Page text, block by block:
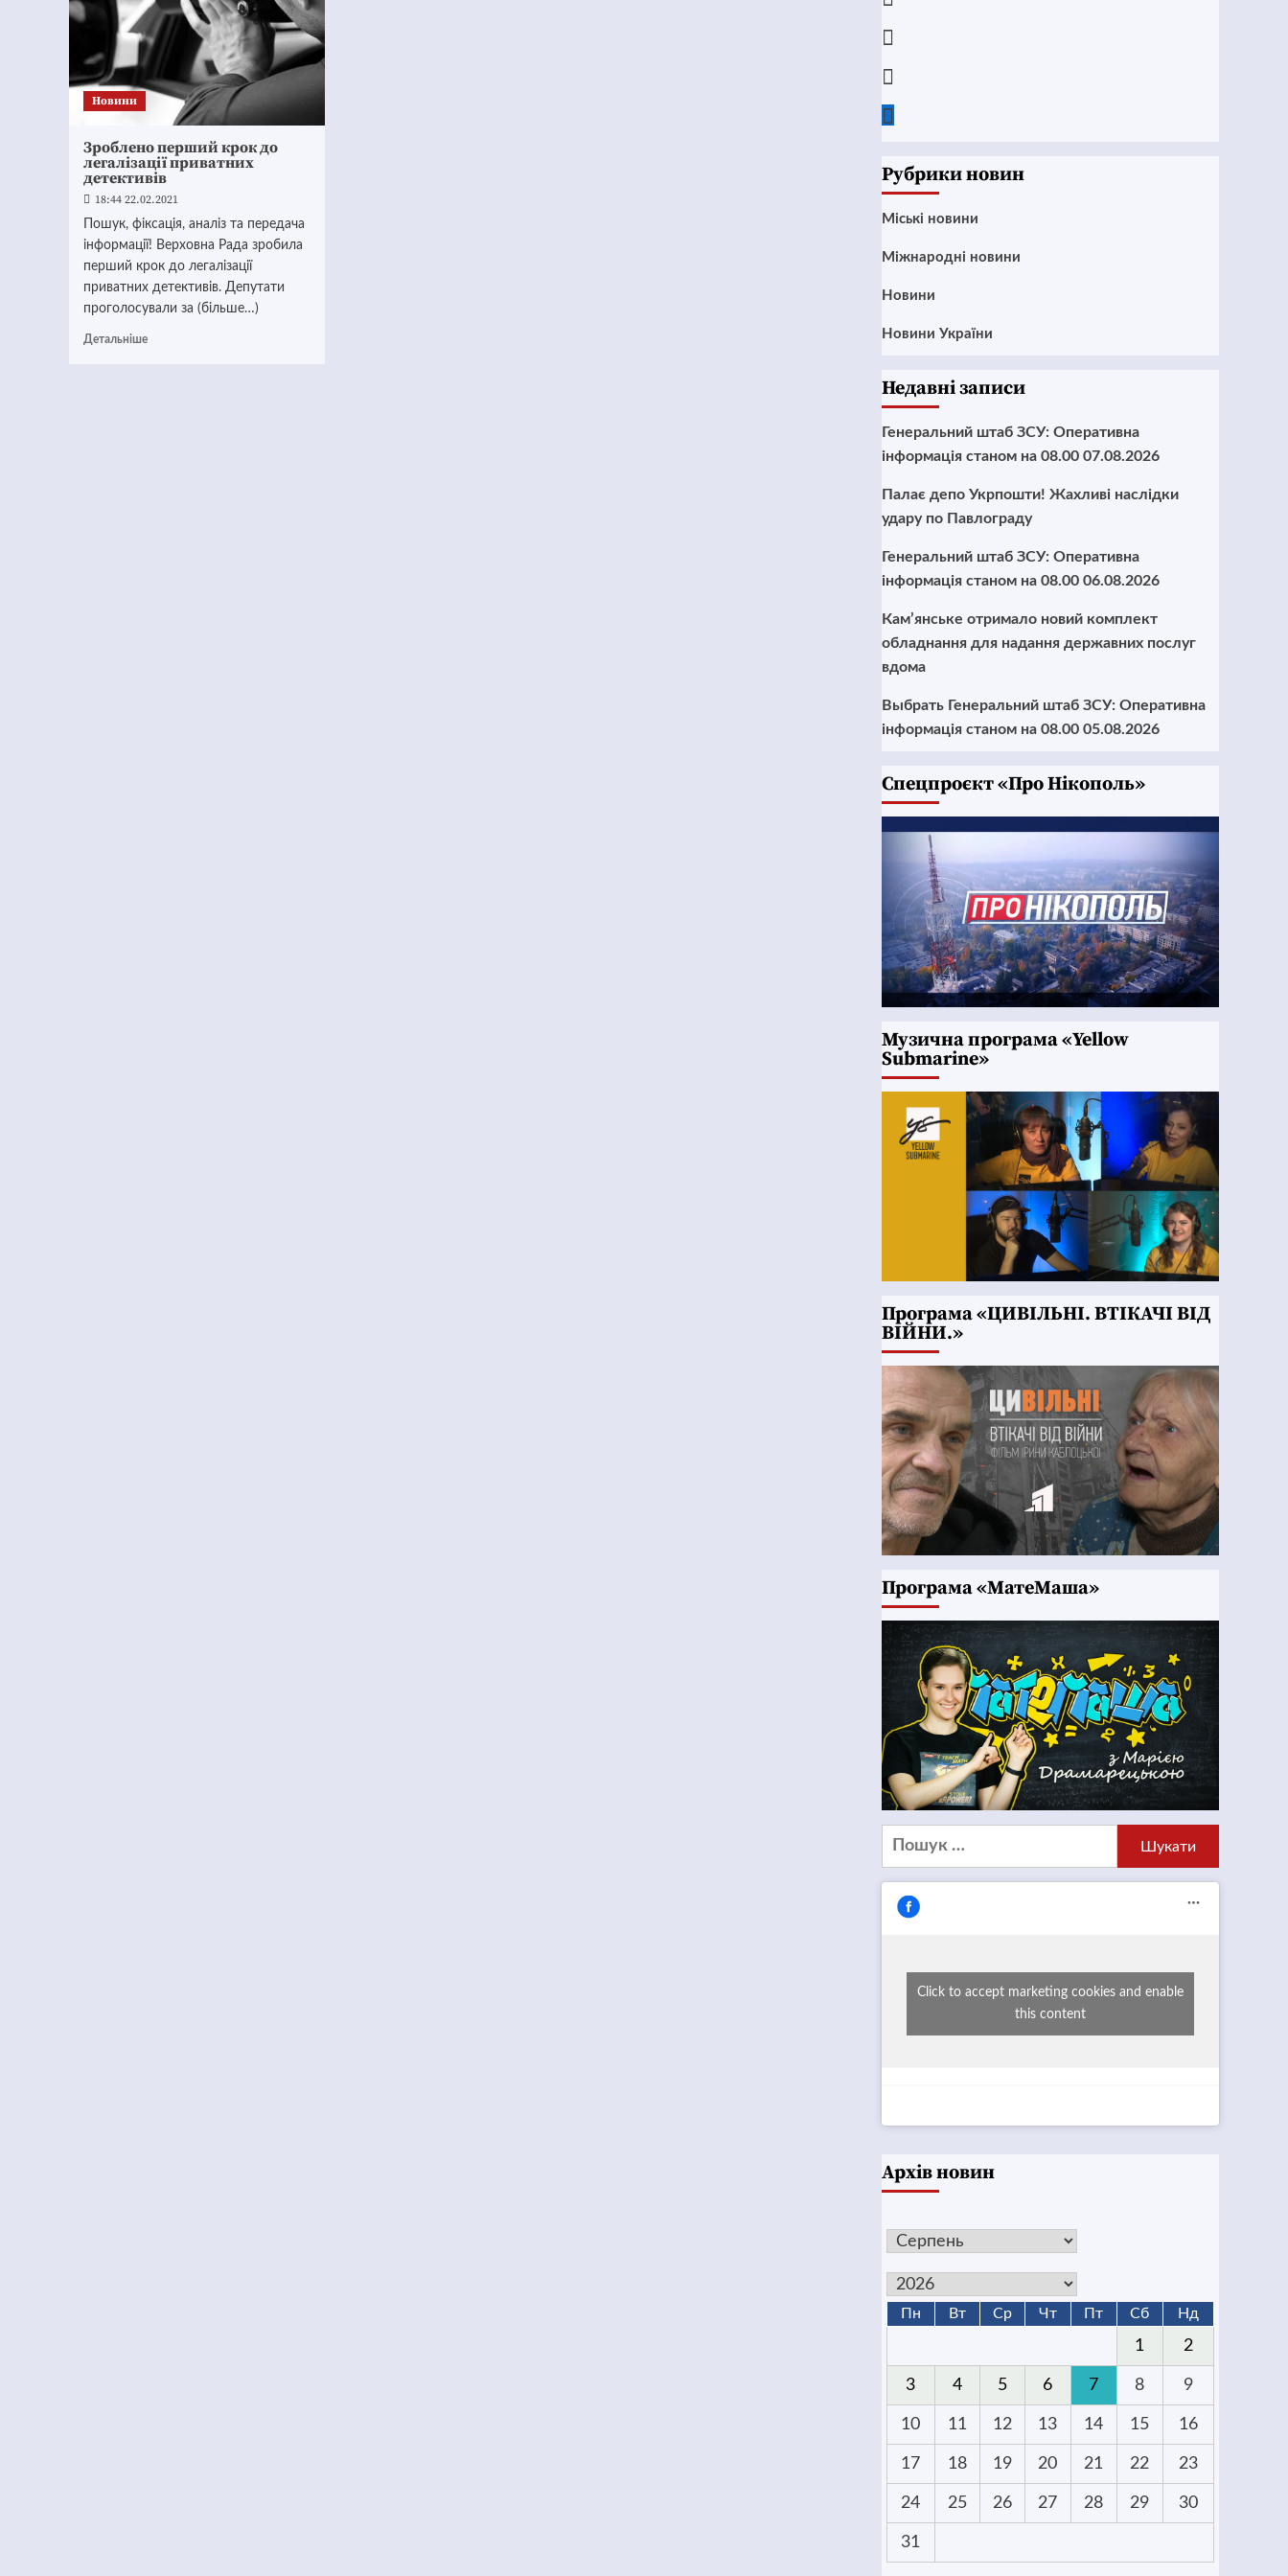
Новини
Зроблено перший крок до
легалізації приватних
детективів
18:44 22.02.2021
Пошук, фіксація, аналіз та передача
інформації! Верховна Рада зробила
перший крок до легалізації
приватних детективів. Депутати
проголосували за (більше…)
Детальніше
Рубрики новин
Mіські новини
Міжнародні новини
Новини
Новини України
Недавні записи
Генеральний штаб ЗСУ: Оперативна
інформація станом на 08.00 07.08.2026
Палає депо Укрпошти! Жахливі наслідки
удару по Павлограду
Генеральний штаб ЗСУ: Оперативна
інформація станом на 08.00 06.08.2026
Кам’янське отримало новий комплект
обладнання для надання державних послуг
вдома
Выбрать Генеральний штаб ЗСУ: Оперативна
інформація станом на 08.00 05.08.2026
Cпецпроєкт «Про Нікополь»
Музична програма «Yellow
Submarine»
Програма «ЦИВІЛЬНІ. ВТІКАЧІ ВІД
ВІЙНИ.»
Програма «МатеМаша»
Пошук:
Click to accept marketing cookies and enable
this content
Архів новин
Пн Вт Ср Чт Пт Сб Нд
1 2
3 4 5 6 7 8 9
10 11 12 13 14 15 16
17 18 19 20 21 22 23
24 25 26 27 28 29 30
31